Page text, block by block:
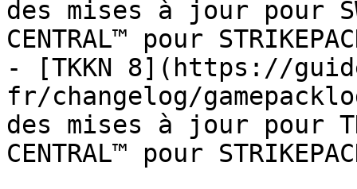
des mises à jour pour SW
CENTRAL™ pour
- [TKKN 8](https://
fr/changelog/
des mises à jour pour
CENTRAL™ pour